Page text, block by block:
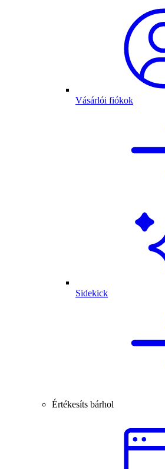
Vásárlói fiókok
Sidekick
Értékesíts bárhol